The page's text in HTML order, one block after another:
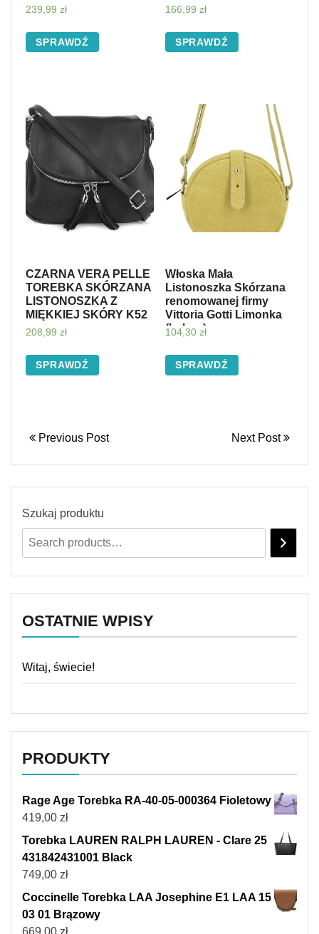
239,99 zł
SPRAWDŹ
166,99 zł
SPRAWDŹ
CZARNA VERA PELLE
TOREBKA SKÓRZANA
LISTONOSZKA Z
MIĘKKIEJ SKÓRY K52
208,99 zł
SPRAWDŹ
Włoska Mała
Listonoszka Skórzana
renomowanej firmy
Vittoria Gotti Limonka
(kolory)
104,30 zł
SPRAWDŹ
Previous Post Next Post
Szukaj produktu
OSTATNIE WPISY
Witaj, świecie!
PRODUKTY
Rage Age Torebka RA-40-05-000364 Fioletowy
419,00 zł
Torebka LAUREN RALPH LAUREN - Clare 25
431842431001 Black
749,00 zł
Coccinelle Torebka LAA Josephine E1 LAA 15
03 01 Brązowy